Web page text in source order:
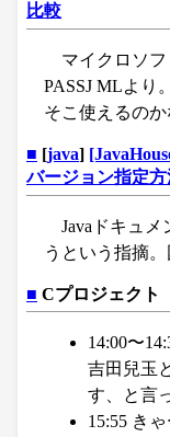
比較
マイクロソフ
PASSJ MLより
そこ使えるのか
■ [java]
バージョン指定方
Javaドキュ
うという指摘。
■ Cプロジェクト
14:00〜
吉田兒玉
す、と言
15:55 き